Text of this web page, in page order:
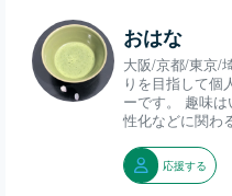
おはな
大阪/京都/東京/
りを目指して個
ーです。 趣味
性化などに関わ
応援する